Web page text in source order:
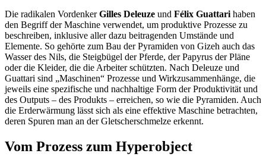
Die radikalen VordenkerGilles Deleuze und Félix Guattari haben
den Begriff der Maschine verwendet, um produktive Prozesse zu
beschreiben, inklusive aller dazu beitragenden Umstände und
Elemente. So gehörte zum Bau der Pyramiden von Gizeh auch das
Wasser des Nils, die Steigbügel der Pferde, der Papyrus der Pläne
oder die Kleider, die die Arbeiter schützten. Nach Deleuze und
Guattari sind „Maschinen“ Prozesse und Wirkzusammenhänge, die
jeweils eine spezifische und nachhaltige Form der Produktivität und
des Outputs – des Produkts – erreichen, so wie die Pyramiden. Auch
die Erderwärmung lässt sich als eine effektive Maschine betrachten,
deren Spuren man an der Gletscherschmelze erkennt.
Vom Prozess zum Hyperobject